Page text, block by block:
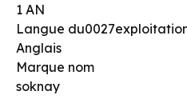
1 AN
Langue
Anglais
Marque nom
soknay